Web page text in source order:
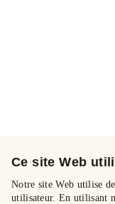
Ce site Web
Notre site Web utilise
utilisateur. En utilisant